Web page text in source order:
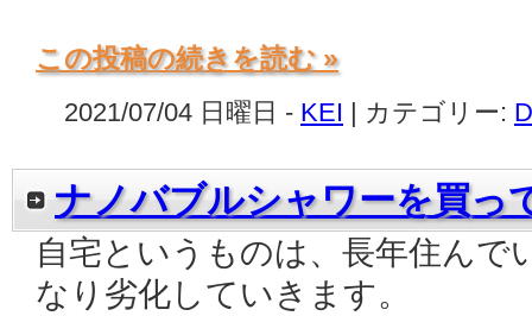
この投稿の続きを読む »
2021/07/04 日曜日 - KEI | カテゴリー:
ナノバブルシャワーを買っ
自宅というものは、長年住んで
なり劣化していきます。